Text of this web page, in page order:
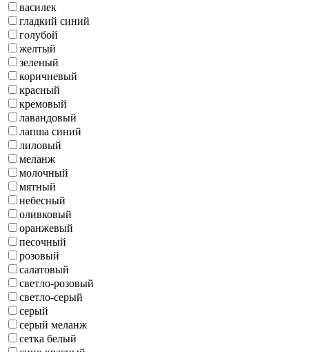
василек
гладкий синий
голубой
желтый
зеленый
коричневый
красный
кремовый
лавандовый
лапша синий
лиловый
меланж
молочный
мятный
небесный
оливковый
оранжевый
песочный
розовый
салатовый
светло-розовый
светло-серый
серый
серый меланж
сетка белый